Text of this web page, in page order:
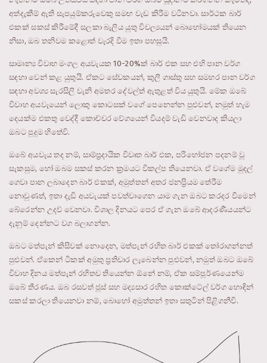
අත්දැකීම් ඇති සැපයුම්කරුවෙකු සමඟ වැඩ කිරීම වටිනවා. සාර්ථක බාර්
එකක් සකස් කිරීමේදී සලකා බැලිය යුතු විචල්‍යයන් බොහෝමයක් තියෙන
නිසා, ඔබ තනිවම කළොත් වැරදි වීම ඉතා පහසුයි.
සාමාන්‍ය විවාහ මංගල අයවැයක 10-20%ක් බාර් එක සහ එහි පාන වර්ග
සඳහා වෙන් කළ යුතුයි. ඒකට සේවකයන්, කුලී ගාස්තු සහ සමහර පාන වර්ග
සඳහා අවශ්‍ය සැරසිලි වැනි අමතර දේවල්ත් ඇතුළත් විය යුතුයි. මේක ඔබේ
විවාහ අයවැයෙන් ලොකු කොටසක් වගේ පෙනෙන්න පුළුවන්, නමුත් හැම
දෙයක්ම එකතු වෙද්දී කොච්චර වේගයෙන් වියදම් වැඩි වෙනවාද කියලා
ඔබට පුදුම හිතේවි.
ඔබේ අයවැය තද නම්, සාම්ප්‍රදායික විවෘත බාර් එක, පරිභෝජන පදනම් වූ
සැකසුම, හෝ ඔබම සකස් කරන ක්‍රමයට විකල්ප තියෙනවා. ඒ වගේම මුදල්
ගෙවා පාන ලබාදෙන බාර් එකක්, අමුත්තන් අතර ජනප්‍රියම තේරීම
නොවුණත්, ඉතා දැඩි අයවැයක් පවත්වාගෙන යාම ගැන ඔබට කරදර වීමෙන්
බේරෙන්න උදව් වෙනවා. විශාල දිනයට පෙර ඒ ගැන ඔබේ ආදරණීයයන්ට
දැනුම් දෙන්නට වග බලාගන්න.
ඔබට මත්පැන් කිසිවක් නොදෙන, මත්පැන් රහිත බාර් එකක් තෝරාගන්නත්
පුළුවන්. ඒකෙන් ටිකක් අමුතු ප්‍රතිචාර ලැබෙන්න පුළුවන්, නමුත් ඔබට ඔබේ
විවාහ දිනය මත්පැන් රහිතව තියෙන්න ඕනේ නම්, ඒක සම්පූර්ණයෙන්ම
ඔබේ තීරණය. ඔබ රසවත් ජූස් සහ මද්‍යසාර රහිත කොක්ටේල් වර්ග හොඳින්
සකස් කරලා තියෙනවා නම්, බොහෝ අමුත්තන් ඉතා සතුටින් පිළිගනීවි.